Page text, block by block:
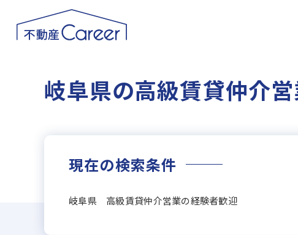
岐阜県の高級賃貸仲介
現在の検索条件
岐阜県 高級賃貸仲介営業の経験者歓迎